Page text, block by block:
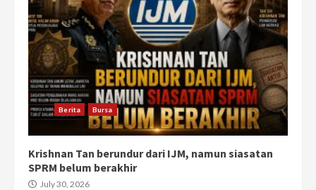
Berita Bursa
Krishnan Tan berundur dari IJM, namun siasatan
SPRM belum berakhir
July 30, 2026